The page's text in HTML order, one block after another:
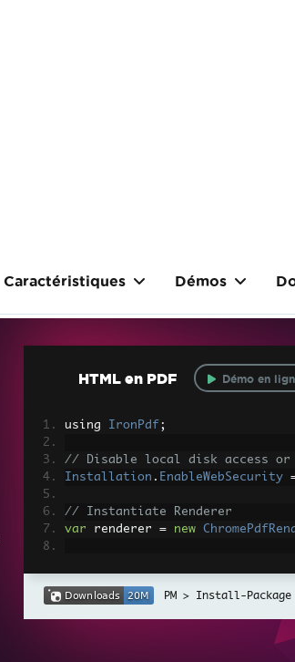
Caractéristiques Démos
HTML en PDF Démo en
using IronPdf ;
// Disable local disk access or
Installation . EnableWebSecurity
// Instantiate Renderer
var renderer = new
Install-